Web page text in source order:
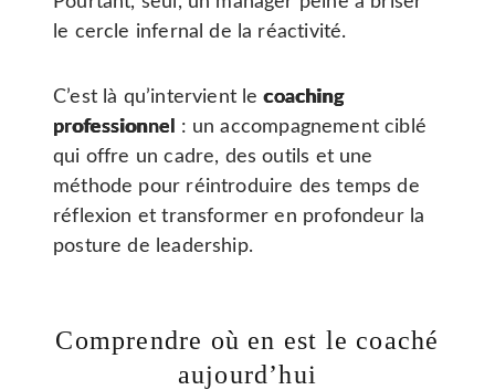
le cercle infernal de la réactivité.
C’est là qu’intervient lecoaching
professionnel
: un accompagnement ciblé
qui offre un cadre, des outils et une
méthode pour réintroduire des temps de
réflexion et transformer en profondeur la
posture de leadership.
Comprendre où en est le coaché
aujourd’hui